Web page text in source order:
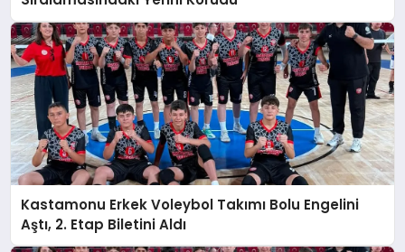
Kastamonu Erkek Voleybol Takımı Bolu Engelini
Aştı, 2. Etap Biletini Aldı